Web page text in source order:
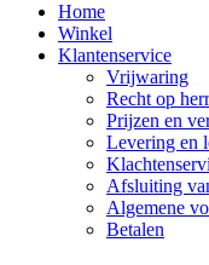
Home
Winkel
Klantenservice
Vrijwaring
Recht op
Prijzen en
Levering en
Afsluiting
Algemene
Betalen